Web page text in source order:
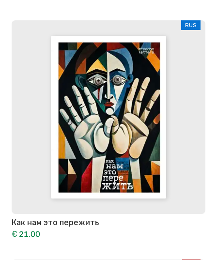
RUS
Как нам это пережить
€ 21,00